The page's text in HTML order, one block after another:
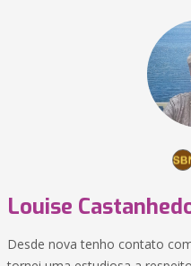
Louise
Desde nova tenho contato